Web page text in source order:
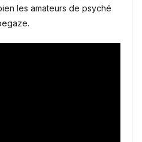
les amateurs de psyché